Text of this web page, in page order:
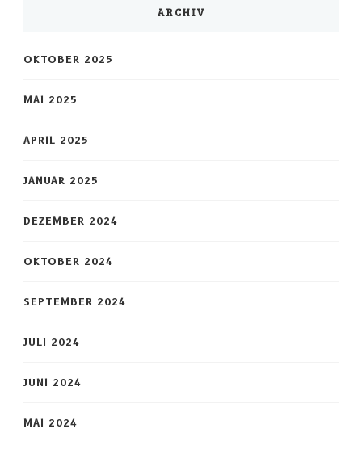
ARCHIV
OKTOBER 2025
MAI 2025
APRIL 2025
JANUAR 2025
DEZEMBER 2024
OKTOBER 2024
SEPTEMBER 2024
JULI 2024
JUNI 2024
MAI 2024